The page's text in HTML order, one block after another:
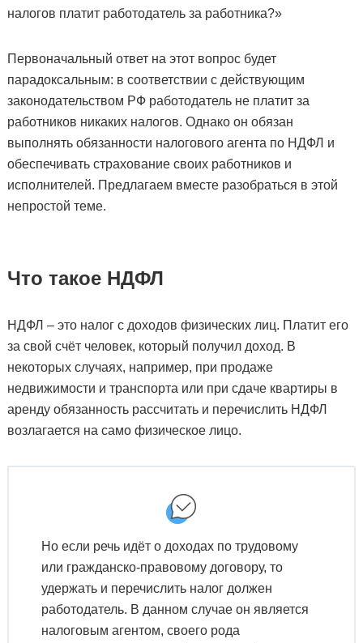
налогов платит работодатель за работника?»
Первоначальный ответ на этот вопрос будет
парадоксальным: в соответствии с действующим
законодательством РФ работодатель не платит за
работников никаких налогов. Однако он обязан
выполнять обязанности налогового агента по НДФЛ и
обеспечивать страхование своих работников и
исполнителей. Предлагаем вместе разобраться в этой
непростой теме.
Что такое НДФЛ
НДФЛ – это налог с доходов физических лиц. Платит его
за свой счёт человек, который получил доход. В
некоторых случаях, например, при продаже
недвижимости и транспорта или при сдаче квартиры в
аренду обязанность рассчитать и перечислить НДФЛ
возлагается на само физическое лицо.
Но если речь идёт о доходах по трудовому
или гражданско-правовому договору, то
удержать и перечислить налог должен
работодатель. В данном случае он является
налоговым агентом, своего рода